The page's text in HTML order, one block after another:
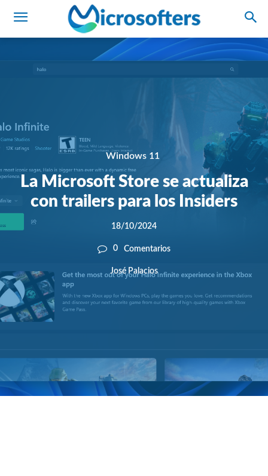
Windows 11
La Microsoft Store se actualiza
con trailers para los Insiders
18/10/2024
0 Comentarios
José Palacios